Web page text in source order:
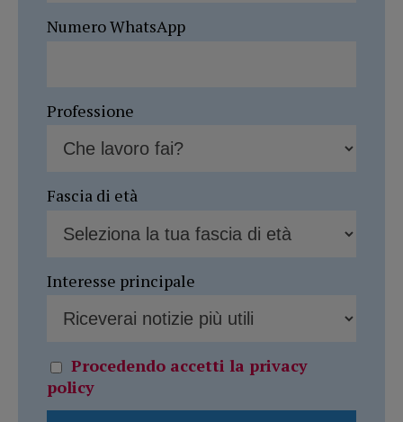
Numero WhatsApp
Professione
Fascia di età
Interesse principale
Procedendo accetti la privacy
policy